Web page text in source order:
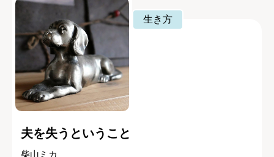
生き方
夫を失うということ
柴山ミカ